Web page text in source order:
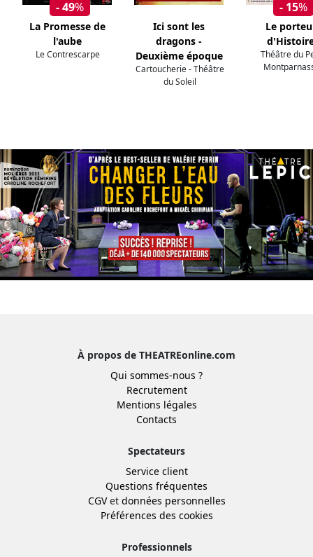
- 49%
La Promesse de
l'aube
Le Contrescarpe
Ici sont les
dragons -
Deuxième époque
Cartoucherie - Théâtre
du Soleil
- 15%
Le
Théâtre du
À propos de THEATREonline.com
Qui sommes-nous ?
Recrutement
Mentions légales
Contacts
Spectateurs
Service client
Questions fréquentes
CGVet données personnelles
Préférences des cookies
Professionnels